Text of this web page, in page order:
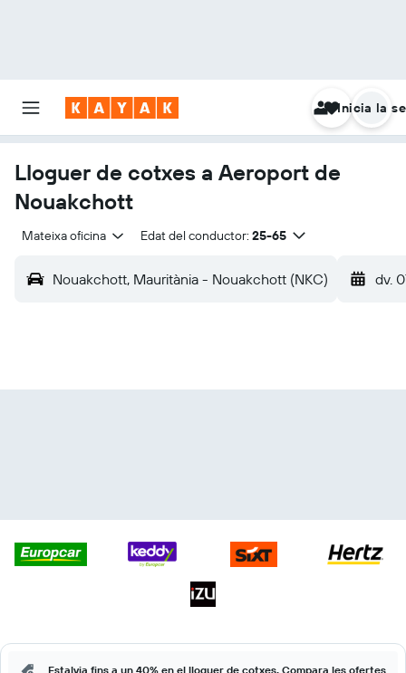
Inicia la
Lloguer de cotxes a Aeroport de
Nouakchott
Mateixa oficina Edat del conductor: 25-65
Nouakchott, Mauritània - Nouakchott (NKC) dv.
Estalvia fins a un 40% en el lloguer de cotxes. Compara les ofertes